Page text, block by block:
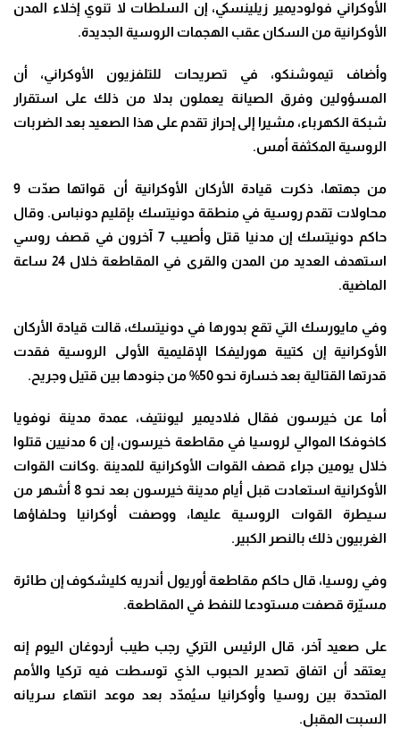
الأوكراني فولوديمير زيلينسكي، إن السلطات لا تنوي إخلاء المدن
الأوكرانية من السكان عقب الهجمات الروسية الجديدة.
وأضاف تيموشنكو، في تصريحات للتلفزيون الأوكراني، أن
المسؤولين وفرق الصيانة يعملون بدلا من ذلك على استقرار
شبكة الكهرباء، مشيرا إلى إحراز تقدم على هذا الصعيد بعد الضربات
الروسية المكثفة أمس.
من جهتها، ذكرت قيادة الأركان الأوكرانية أن قواتها صدّت 9
محاولات تقدم روسية في منطقة دونيتسك بإقليم دونباس. وقال
حاكم دونيتسك إن مدنيا قتل وأصيب 7 آخرون في قصف روسي
استهدف العديد من المدن والقرى في المقاطعة خلال 24 ساعة
الماضية.
وفي مايورسك التي تقع بدورها في دونيتسك، قالت قيادة الأركان
الأوكرانية إن كتيبة هورليفكا الإقليمية الأولى الروسية فقدت
قدرتها القتالية بعد خسارة نحو 50% من جنودها بين قتيل وجريح
.
أما عن خيرسون فقال فلاديمير ليونتيف، عمدة مدينة نوفويا
كاخوفكا الموالي لروسيا في مقاطعة خيرسون، إن 6 مدنيين قتلوا
خلال يومين جراء قصف القوات الأوكرانية للمدينة .وكانت القوات
الأوكرانية استعادت قبل أيام مدينة خيرسون بعد نحو 8 أشهر من
سيطرة القوات الروسية عليها، ووصفت أوكرانيا وحلفاؤها
الغربيون ذلك بالنصر الكبير .
وفي روسيا، قال حاكم مقاطعة أوريول أندريه كليشكوف إن طائرة
مسيّرة قصفت مستودعا للنفط في المقاطعة.
على صعيد آخر، قال الرئيس التركي رجب طيب أردوغان اليوم إنه
يعتقد أن اتفاق تصدير الحبوب الذي توسطت فيه تركيا والأمم
المتحدة بين روسيا وأوكرانيا سيُمدّد بعد موعد انتهاء سريانه
السبت المقبل.